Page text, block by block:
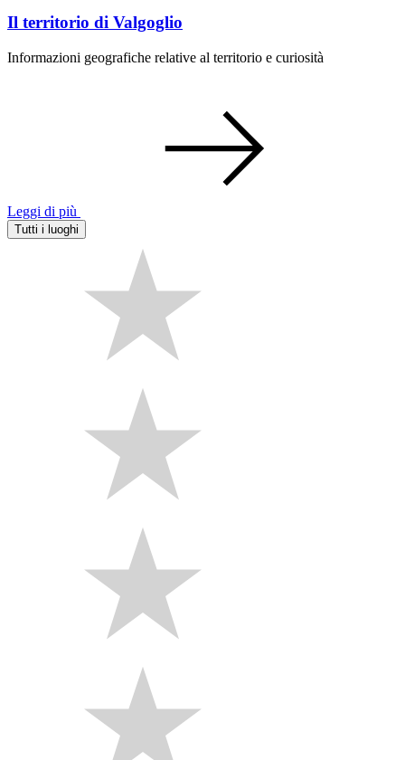
Il territorio di Valgoglio
Informazioni geografiche relative al territorio e curiosità
Leggi di più
Tutti i luoghi